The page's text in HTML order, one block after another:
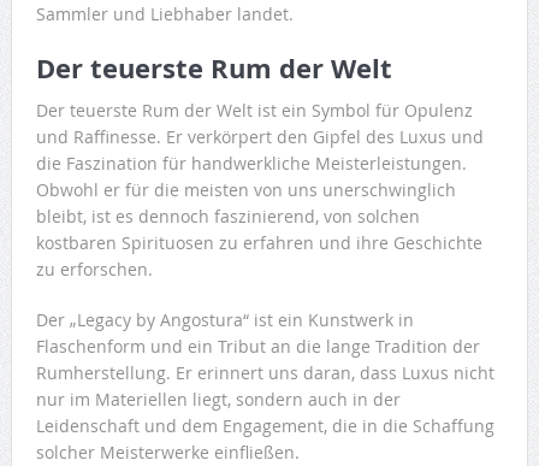
Sammler und Liebhaber landet.
Der teuerste Rum der Welt
Der teuerste Rum der Welt ist ein Symbol für Opulenz
und Raffinesse. Er verkörpert den Gipfel des Luxus und
die Faszination für handwerkliche Meisterleistungen.
Obwohl er für die meisten von uns unerschwinglich
bleibt, ist es dennoch faszinierend, von solchen
kostbaren Spirituosen zu erfahren und ihre Geschichte
zu erforschen.
Der „Legacy by Angostura“ ist ein Kunstwerk in
Flaschenform und ein Tribut an die lange Tradition der
Rumherstellung. Er erinnert uns daran, dass Luxus nicht
nur im Materiellen liegt, sondern auch in der
Leidenschaft und dem Engagement, die in die Schaffung
solcher Meisterwerke einfließen.